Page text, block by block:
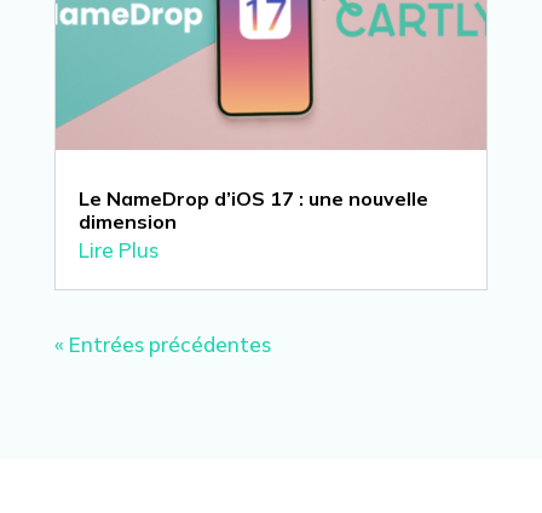
Le NameDrop d’iOS 17 : une nouvelle
dimension
Lire Plus
« Entrées précédentes